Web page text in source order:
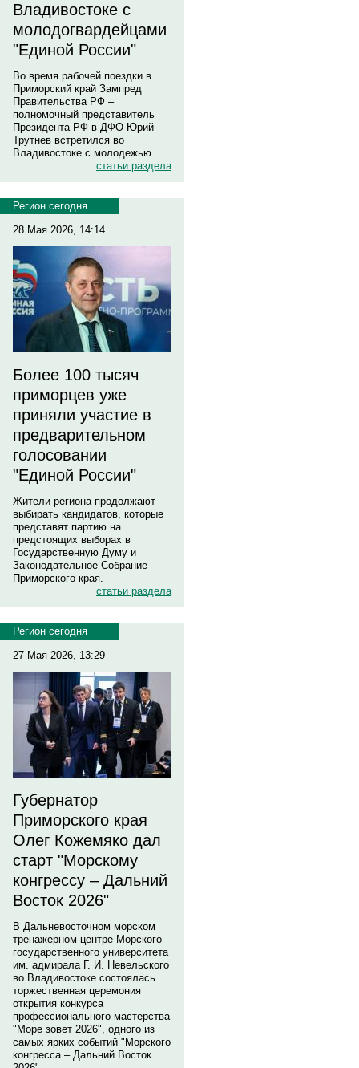
Владивостоке с
молодогвардейцами
"Единой России"
Во время рабочей поездки в
Приморский край Зампред
Правительства РФ –
полномочный представитель
Президента РФ в ДФО Юрий
Трутнев встретился во
Владивостоке с молодежью.
статьи раздела
Регион сегодня
28 Мая 2026, 14:14
Более 100 тысяч
приморцев уже
приняли участие в
предварительном
голосовании
"Единой России"
Жители региона продолжают
выбирать кандидатов, которые
представят партию на
предстоящих выборах в
Государственную Думу и
Законодательное Собрание
Приморского края.
статьи раздела
Регион сегодня
27 Мая 2026, 13:29
Губернатор
Приморского края
Олег Кожемяко дал
старт "Морскому
конгрессу – Дальний
Восток 2026"
В Дальневосточном морском
тренажерном центре Морского
государственного университета
им. адмирала Г. И. Невельского
во Владивостоке состоялась
торжественная церемония
открытия конкурса
профессионального мастерства
"Море зовет 2026", одного из
самых ярких событий "Морского
конгресса – Дальний Восток